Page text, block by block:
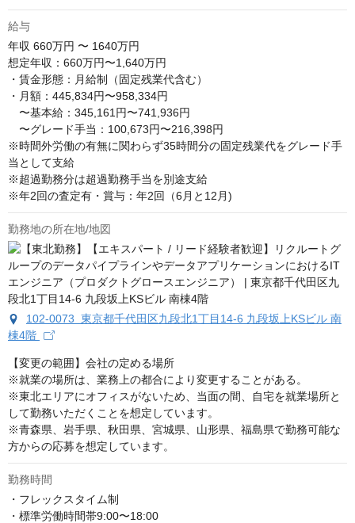
給与
年収 660万円 〜 1640万円
想定年収：660万円〜1,640万円
・賃金形態：月給制（固定残業代含む）
・月額：445,834円〜958,334円
〜基本給：345,161円〜741,936円
〜グレード手当：100,673円〜216,398円
※時間外労働の有無に関わらず35時間分の固定残業代をグレード手
当として支給
※超過勤務分は超過勤務手当を別途支給
※年2回の査定有・賞与：年2回（6月と12月)
勤務地の所在地/地図
102-0073 東京都千代田区九段北1丁目14-6 九段坂上KSビル 南
棟4階
【変更の範囲】会社の定める場所
※就業の場所は、業務上の都合により変更することがある。
※東北エリアにオフィスがないため、当面の間、自宅を就業場所と
して勤務いただくことを想定しています。
※青森県、岩手県、秋田県、宮城県、山形県、福島県で勤務可能な
方からの応募を想定しています。
勤務時間
・フレックスタイム制
・標準労働時間帯9:00〜18:00